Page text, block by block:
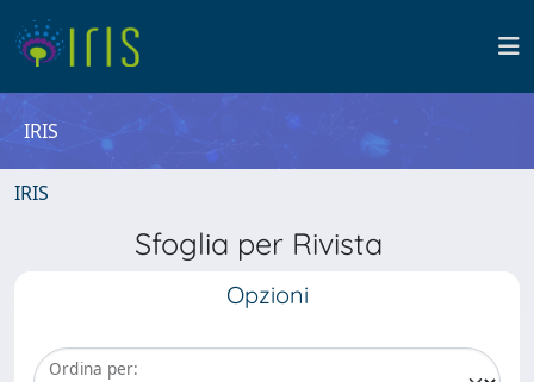
IRIS
IRIS
Sfoglia per Rivista
Opzioni
Ordina per: